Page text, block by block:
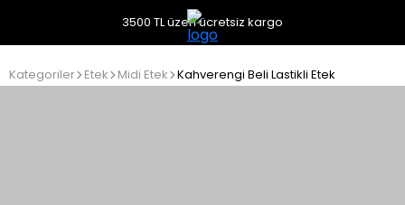
3500 TL üzeri ücretsiz kargo
Kategoriler Etek Midi Etek Kahverengi Beli Lastikli Etek